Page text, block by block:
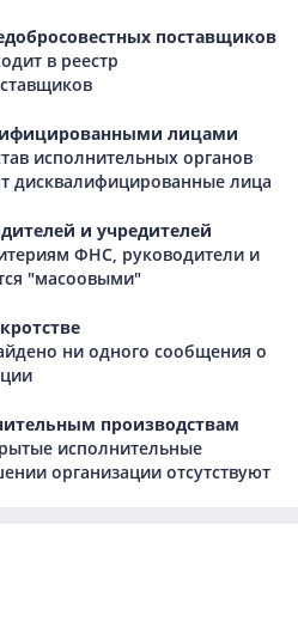
поставщиков
в реестр
лицами
исполнительных органов
дисквалифицированные лица
и учредителей
ФНС, руководители и
"масоовыми"
ни одного сообщения о
производствам
исполнительные
организации отсутствуют